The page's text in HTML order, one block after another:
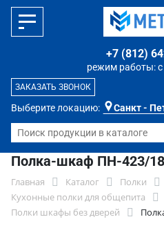
Выберите локацию: Санкт -
режим работы: с
+7 (812)
ЗАКАЗАТЬ ЗВОНОК
Полка-шкаф ПН-423/
Главная Каталог
Полки
Кухонные полки для общепита
Полки шкафы без дверей